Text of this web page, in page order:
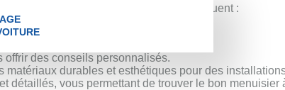
sans failles. Nos atouts incluent :
un travail de qualité.
offrir des conseils personnalisés.
durables et esthétiques pour des
détaillés, vous permettant de trouver le bon menuisier